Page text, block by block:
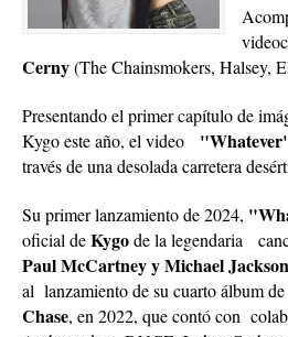
Cerny(The Chainsmokers, Halsey,
Presentando el primer capítulo de
Kygo este año, el video
través de una desolada carretera
Su primer lanzamiento de 2024,
oficial deKygode la legendaria
Paul McCartney y Michael Jackson
al lanzamiento de su cuarto álbum de
Chase, en 2022, que contó con